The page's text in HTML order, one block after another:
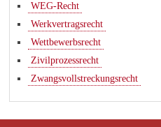
WEG-Recht
Werkvertragsrecht
Wettbewerbsrecht
Zivilprozessrecht
Zwangsvollstreckungsrecht